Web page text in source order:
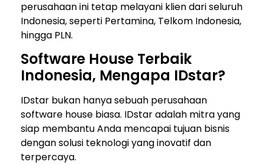
perusahaan ini tetap melayani klien dari seluruh
Indonesia, seperti Pertamina, Telkom Indonesia,
hingga PLN.
Software House Terbaik
Indonesia, Mengapa IDstar?
IDstar bukan hanya sebuah perusahaan
software house biasa. IDstar adalah mitra yang
siap membantu Anda mencapai tujuan bisnis
dengan solusi teknologi yang inovatif dan
terpercaya.